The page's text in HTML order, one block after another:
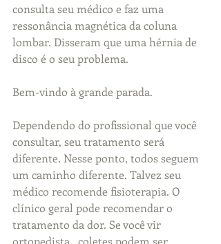
consulta seu médico e faz uma
ressonância magnética da coluna
lombar. Disseram que uma hérnia de
disco é o seu problema.
Bem-vindo à grande parada.
Dependendo do profissional que você
consultar, seu tratamento será
diferente. Nesse ponto, todos seguem
um caminho diferente. Talvez seu
médico recomende fisioterapia. O
clínico geral pode recomendar o
tratamento da dor. Se você vir
ortopedista,  coletes podem ser